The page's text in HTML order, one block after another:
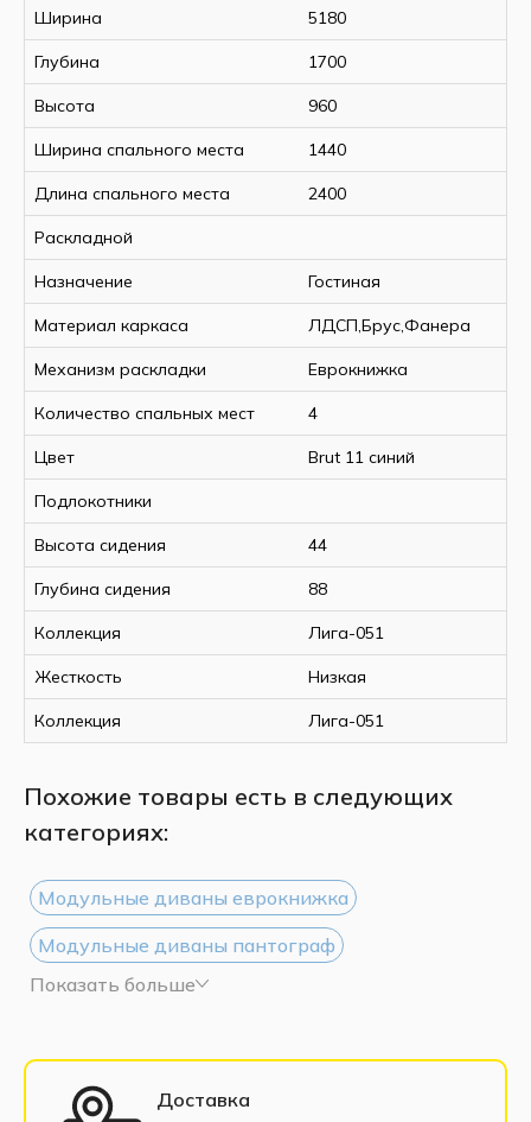
Ширина 5180
Глубина 1700
Высота 960
Ширина спального места 1440
Длина спального места 2400
Раскладной
Назначение Гостиная
Материал каркаса ЛДСП,Брус,Фанера
Механизм раскладки Еврокнижка
Количество спальных мест 4
Цвет Brut 11 синий
Подлокотники
Высота сидения 44
Глубина сидения 88
Коллекция Лига-051
Жесткость Низкая
Коллекция Лига-051
Похожие товары есть в следующих
категориях:
Модульные диваны еврокнижка
Модульные диваны пантограф
Модульные диваны дельфин
Белые модульные диваны
Показать больше
Доставка